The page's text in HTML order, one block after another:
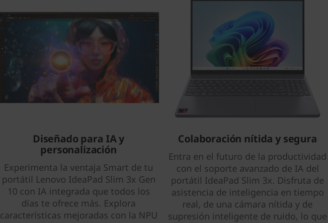
Diseñado para IA y
personalización
Experimenta la ventaja Smart de tu
portátil Lenovo IdeaPad Slim 3x Gen
10 con IA integrada que todos los
días te ofrece más. Explora
características mejoradas con la NPU
Colaboración nítida y segura
Entra en el futuro de la productividad
con el soporte avanzado de IA del
portátil IdeaPad Slim 3x. Disfruta de
asistencia de inteligencia en tiempo
real, de una cámara nítida y de
supresión inteligente de ruido, lo que